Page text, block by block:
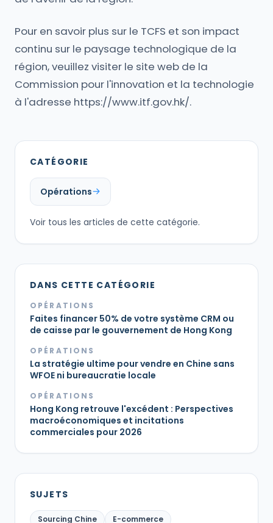
Pour en savoir plus sur le TCFS et son impact
continu sur le paysage technologique de la
région, veuillez visiter le site web de la
Commission pour l'innovation et la technologie
à l'adresse https://www.itf.gov.hk/.
CATÉGORIE
Opérations
Voir tous les articles de cette catégorie.
DANS CETTE CATÉGORIE
OPÉRATIONS
Faites financer 50% de votre système CRM ou
de caisse par le gouvernement de Hong Kong
OPÉRATIONS
La stratégie ultime pour vendre en Chine sans
WFOE ni bureaucratie locale
OPÉRATIONS
Hong Kong retrouve l'excédent : Perspectives
macroéconomiques et incitations
commerciales pour 2026
SUJETS
Sourcing Chine E-commerce